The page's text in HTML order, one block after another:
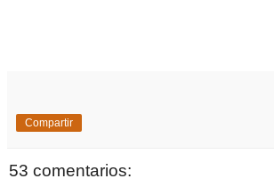
Compartir
53 comentarios: